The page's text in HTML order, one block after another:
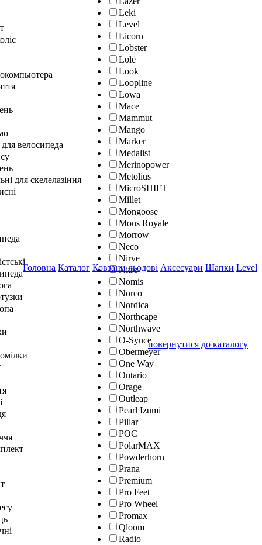
Leki
Level
Licorn
Lobster
Lolё
Look
Loopline
Lowa
Mace
Mammut
Mango
Marker
Medalist
Merinopower
Metolius
MicroSHIFT
Millet
Mongoose
Mons Royale
Morrow
Neco
Nirve
Nitro
Nomis
Norco
Nordica
Northcape
Northwave
O-Synce
Obermeyer
One Way
Ontario
Orage
Outleap
Pearl Izumi
Pillar
POC
PolarMAX
Powderhorn
Prana
Premium
Pro Feet
Pro Wheel
Promax
Qloom
Radio
велосипеда
для скелелазіння
Головна Каталог Ковзани льодові Аксесуари Шапки Level
повернутися до каталогу